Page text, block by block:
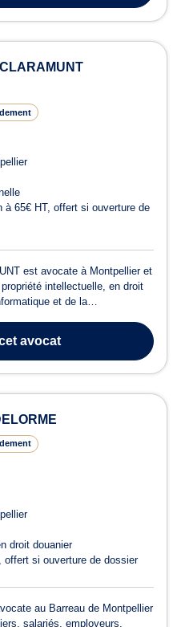
à 65€ HT, offert si ouverture de
est avocate à Montpellier et
intellectuelle, en droit
et de la
intellectuelle, Maître Alice
avocat
droit douanier
offert si ouverture de dossier
au Barreau de Montpellier
salariés, employeurs,